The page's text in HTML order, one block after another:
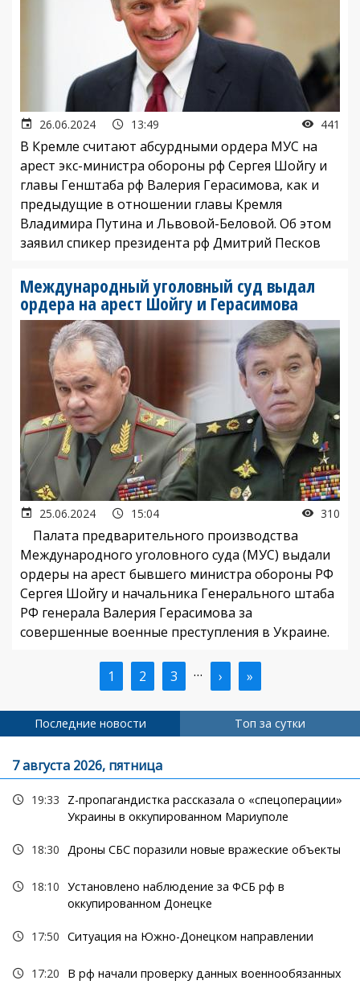
26.06.2024 13:49 441
В Кремле считают абсурдными ордера МУС на
арест экс-министра обороны рф Сергея Шойгу и
главы Генштаба рф Валерия Герасимова, как и
предыдущие в отношении главы Кремля
Владимира Путина и Львовой-Беловой. Об этом
заявил спикер президента рф Дмитрий Песков
Международный уголовный суд выдал
ордера на арест Шойгу и Герасимова
25.06.2024 15:04 310
Палата предварительного производства
Международного уголовного суда (МУС) выдали
ордеры на арест бывшего министра обороны РФ
Сергея Шойгу и начальника Генерального штаба
РФ генерала Валерия Герасимова за
совершенные военные преступления в Украине.
Текущая
страница
1 Страница
2 Страница
3 … Следующая
страница
› Последняя
страница
»
Последние новости Топ за сутки
7 августа 2026, пятница
19:33
Z-пропагандистка рассказала о «спецоперации»
Украины в оккупированном Мариуполе
18:30 Дроны СБС поразили новые вражеские объекты
18:10 Установлено наблюдение за ФСБ рф в
оккупированном Донецке
17:50 Ситуация на Южно-Донецком направлении
17:20 В рф начали проверку данных военнообязанных